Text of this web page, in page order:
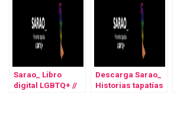
Sarao_ Libro
digital LGBTQ+ //
Descarga Sarao_
Historias tapatías